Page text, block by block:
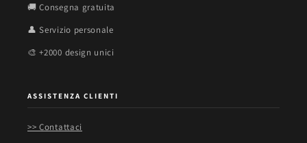
🚚 Consegna gratuita
👤 Servizio personale
🎨 +2000 design unici
ASSISTENZA CLIENTI
>> Contattaci